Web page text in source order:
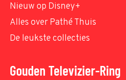
Nieuw op Disney+
Alles over Pathé Thuis
De leukste collecties
Gouden Televizier-Ring